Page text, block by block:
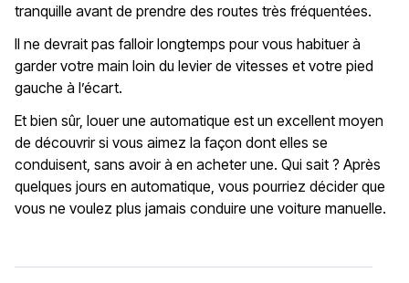
tranquille avant de prendre des routes très fréquentées.
Il ne devrait pas falloir longtemps pour vous habituer à
garder votre main loin du levier de vitesses et votre pied
gauche à l’écart.
Et bien sûr, louer une automatique est un excellent moyen
de découvrir si vous aimez la façon dont elles se
conduisent, sans avoir à en acheter une. Qui sait ? Après
quelques jours en automatique, vous pourriez décider que
vous ne voulez plus jamais conduire une voiture manuelle.